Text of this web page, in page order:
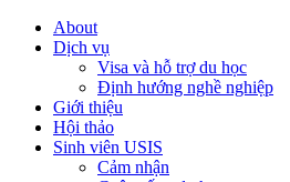
About
Dịch vụ
Visa và hỗ trợ du học
Định hướng nghề nghiệp
Giới thiệu
Hội thảo
Sinh viên USIS
Cảm nhận